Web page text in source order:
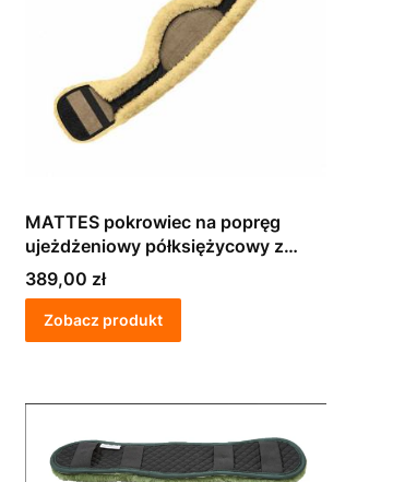
MATTES pokrowiec na popręg
ujeżdżeniowy półksiężycowy z
futra owczego
Cena
389,00 zł
Zobacz produkt